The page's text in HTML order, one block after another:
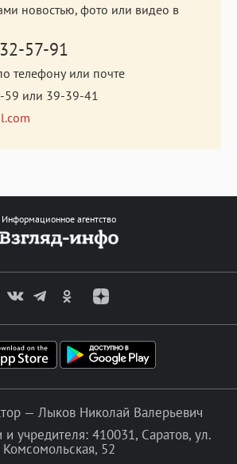
новостью, фото или видео в
57-91
телефону или почте
59 или 39-39-41
Информационное агентство
— Лыков Николай Валерьевич
учредителя: 410031, Саратов, ул.
Комсомольская, 52